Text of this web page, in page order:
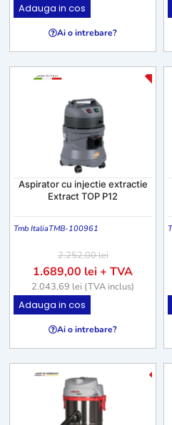
Adauga in cos
Ai o intrebare?
-25%
Aspirator cu injectie extractie
Extract TOP P12
Tmb ItaliaTMB-100961
2.252,00lei
1.689,00 lei+ TVA
2.043,69 lei (TVA inclus)
Adauga in cos
Ai o intrebare?